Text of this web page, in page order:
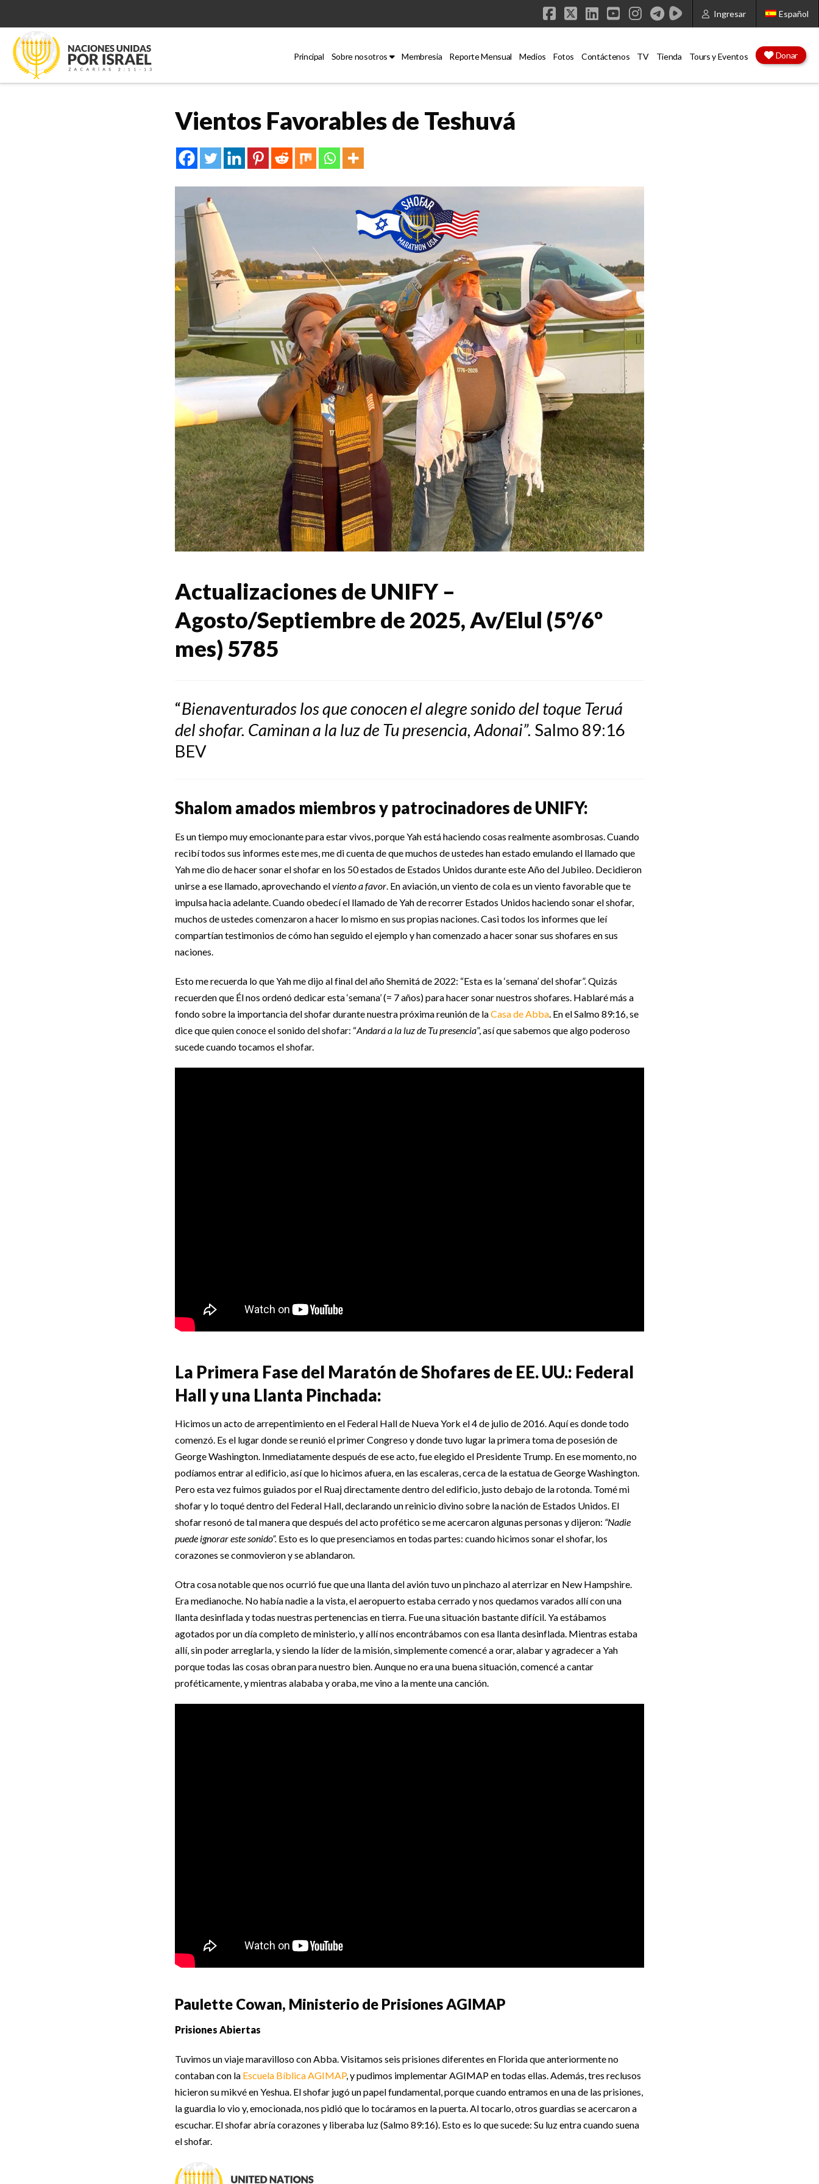
Ingresar Español
Facebook
X LinkedIn
YouTube
Instagram
Principal Sobre nosotros Membresia Reporte Mensual Medios Fotos Contáctenos TV Tienda Tours y Eventos Donar
Vientos Favorables de Teshuvá
Actualizaciones de UNIFY –
Agosto/Septiembre de 2025, Av/Elul (5º/6º
mes) 5785
“Bienaventurados los que conocen el alegre sonido del toque Teruá
del shofar. Caminan a la luz de Tu presencia, Adonai”. Salmo 89:16
BEV
Shalom amados miembros y patrocinadores de UNIFY:
Es un tiempo muy emocionante para estar vivos, porque Yah está haciendo cosas realmente asombrosas. Cuando
recibí todos sus informes este mes, me di cuenta de que muchos de ustedes han estado emulando el llamado que
Yah me dio de hacer sonar el shofar en los 50 estados de Estados Unidos durante este Año del Jubileo. Decidieron
unirse a ese llamado, aprovechando elviento a favor . En aviación, un viento de cola es un viento favorable que te
impulsa hacia adelante. Cuando obedecí el llamado de Yah de recorrer Estados Unidos haciendo sonar el shofar,
muchos de ustedes comenzaron a hacer lo mismo en sus propias naciones. Casi todos los informes que leí
compartían testimonios de cómo han seguido el ejemplo y han comenzado a hacer sonar sus shofares en sus
naciones.
Esto me recuerda lo que Yah me dijo al final del año Shemitá de 2022: “Esta es la ‘semana’ del shofar”. Quizás
recuerden que Él nos ordenó dedicar esta ‘semana’ (= 7 años) para hacer sonar nuestros shofares. Hablaré más a
fondo sobre la importancia del shofar durante nuestra próxima reunión de laCasa de Abba . En el Salmo 89:16, se
dice que quien conoce el sonido del shofar: “Andará a la luz de Tu presencia”, así que sabemos que algo poderoso
sucede cuando tocamos el shofar.
La Primera Fase del Maratón de Shofares de EE. UU.: Federal
Hall y una Llanta Pinchada:
Hicimos un acto de arrepentimiento en el Federal Hall de Nueva York el 4 de julio de 2016. Aquí es donde todo
comenzó. Es el lugar donde se reunió el primer Congreso y donde tuvo lugar la primera toma de posesión de
George Washington. Inmediatamente después de ese acto, fue elegido el Presidente Trump. En ese momento, no
podíamos entrar al edificio, así que lo hicimos afuera, en las escaleras, cerca de la estatua de George Washington.
Pero esta vez fuimos guiados por el Ruaj directamente dentro del edificio, justo debajo de la rotonda. Tomé mi
shofar y lo toqué dentro del Federal Hall, declarando un reinicio divino sobre la nación de Estados Unidos. El
shofar resonó de tal manera que después del acto profético se me acercaron algunas personas y dijeron: “Nadie
puede ignorar este sonido”. Esto es lo que presenciamos en todas partes: cuando hicimos sonar el shofar, los
corazones se conmovieron y se ablandaron.
Otra cosa notable que nos ocurrió fue que una llanta del avión tuvo un pinchazo al aterrizar en New Hampshire.
Era medianoche. No había nadie a la vista, el aeropuerto estaba cerrado y nos quedamos varados allí con una
llanta desinflada y todas nuestras pertenencias en tierra. Fue una situación bastante difícil. Ya estábamos
agotados por un día completo de ministerio, y allí nos encontrábamos con esa llanta desinflada. Mientras estaba
allí, sin poder arreglarla, y siendo la líder de la misión, simplemente comencé a orar, alabar y agradecer a Yah
porque todas las cosas obran para nuestro bien. Aunque no era una buena situación, comencé a cantar
proféticamente, y mientras alababa y oraba, me vino a la mente una canción.
Paulette Cowan, Ministerio de Prisiones AGIMAP
Prisiones Abiertas
Tuvimos un viaje maravilloso con Abba. Visitamos seis prisiones diferentes en Florida que anteriormente no
contaban con la Escuela Bíblica AGIMAP, y pudimos implementar AGIMAP en todas ellas. Además, tres reclusos
hicieron su mikvé en Yeshua. El shofar jugó un papel fundamental, porque cuando entramos en una de las prisiones,
la guardia lo vio y, emocionada, nos pidió que lo tocáramos en la puerta. Al tocarlo, otros guardias se acercaron a
escuchar. El shofar abría corazones y liberaba luz (Salmo 89:16). Esto es lo que sucede: Su luz entra cuando suena
el shofar.